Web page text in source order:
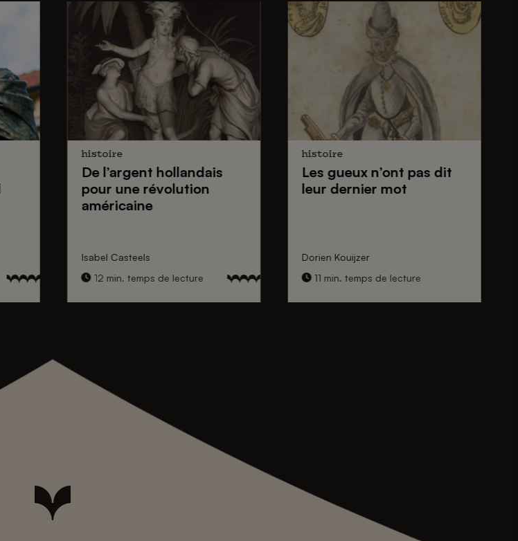
histoire
De l’argent hollandais
pour une révolution
américaine
Isabel Casteels
12 min. temps de lecture
histoire
Les gueuxn’ont pas dit
leur dernier mot
Dorien Kouijzer
11 min. temps de lecture